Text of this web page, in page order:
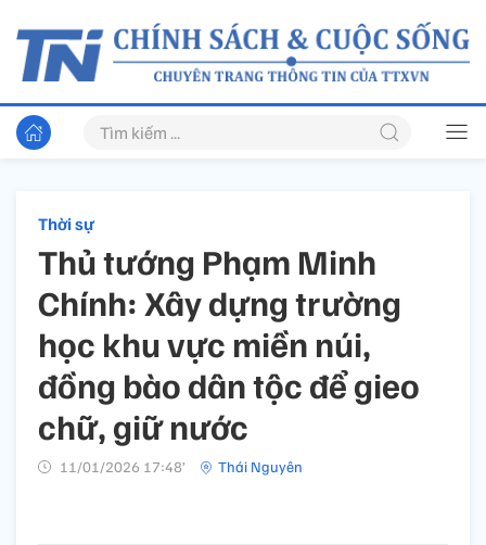
Thời sự
Thủ tướng Phạm Minh
Chính: Xây dựng trường
học khu vực miền núi,
đồng bào dân tộc để gieo
chữ, giữ nước
11/01/2026 17:48’ Thái Nguyên